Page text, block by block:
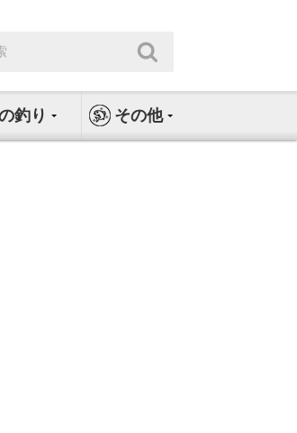
釣り その他